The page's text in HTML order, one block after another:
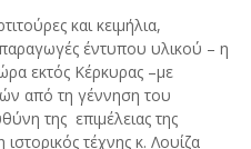
και κειμήλια,
έντυπου υλικού – η
εκτός Κέρκυρας –με
από τη γέννηση του
της επιμέλειας της
τέχνης κ. Λουίζα